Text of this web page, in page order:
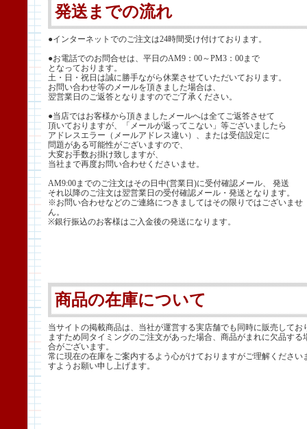
発送までの流れ
●インターネットでのご注文は24時間受け付けております。
●お電話でのお問合せは、平日のAM9：00～PM3：00まで
となっております。
土・日・祝日は誠に勝手ながら休業させていただいております。
お問い合わせ等のメールを頂きました場合は、
翌営業日のご返答となりますのでご了承ください。
●当店ではお客様から頂きましたメールへは全てご返答させて
頂いておりますが、「メールが返ってこない」等ございましたら
アドレスエラー（メールアドレス違い）、または受信設定に
問題がある可能性がございますので、
大変お手数お掛け致しますが、
当社まで再度お問い合わせくださいませ。
AM9:00までのご注文はその日中(営業日)に受付確認メール、 発送
それ以降のご注文は翌営業日の受付確認メール・発送となります。
※お問い合わせなどのご連絡につきましてはその限りではございませ
ん。
※銀行振込のお客様はご入金後の発送になります。
商品の在庫について
当サイトの掲載商品は、当社が運営する実店舗でも同時に販売してお
ますため同タイミングのご注文があった場合、商品がまれに欠品する
合がございます。
常に現在の在庫をご案内するよう心がけておりますがご理解ください
すようお願い申し上げます。